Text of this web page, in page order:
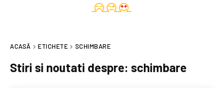
ACASĂ ETICHETE SCHIMBARE
Stiri si noutati despre: schimbare